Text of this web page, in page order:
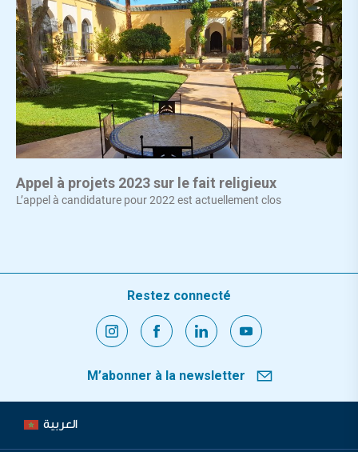
Appel à projets 2023 sur le fait religieux
L’appel à candidature pour 2022 est actuellement clos
Restez connecté
M’abonner à la newsletter
العربية